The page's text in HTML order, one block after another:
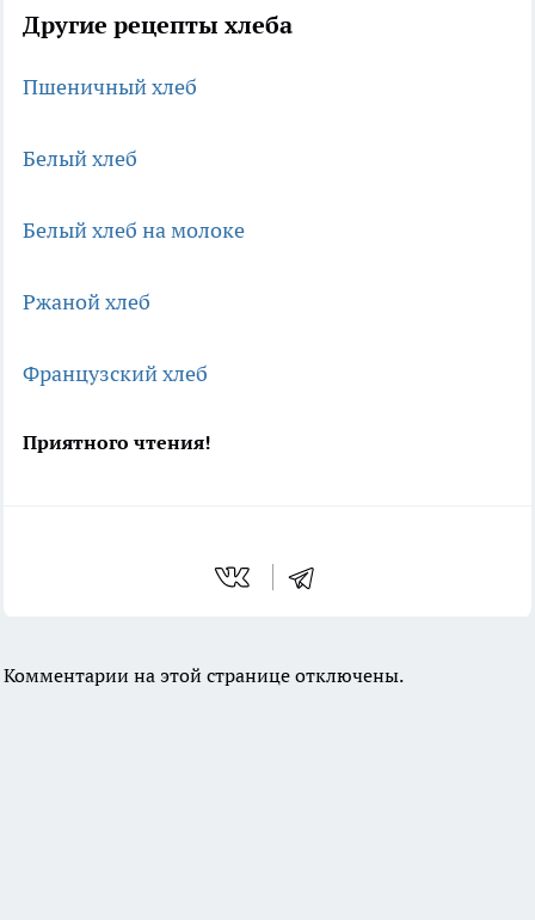
Другие рецепты хлеба
Пшеничный хлеб
Белый хлеб
Белый хлеб на молоке
Ржаной хлеб
Французский хлеб
Приятного чтения!
Комментарии на этой странице отключены.